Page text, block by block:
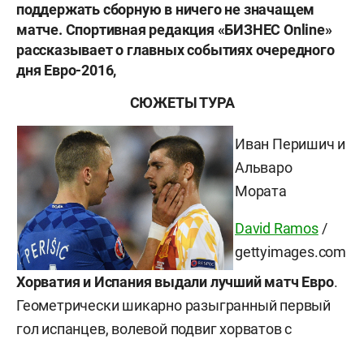
поддержать сборную в ничего не значащем
матче. Спортивная редакция «БИЗНЕС Online»
рассказывает о главных событиях очередного
дня Евро-2016,
СЮЖЕТЫ ТУРА
Иван Перишич и
Альваро
Мората
David Ramos/
gettyimages.com
Хорватия и Испания выдали лучший матч Евро.
Геометрически шикарно разыгранный первый
гол испанцев, волевой подвиг хорватов с